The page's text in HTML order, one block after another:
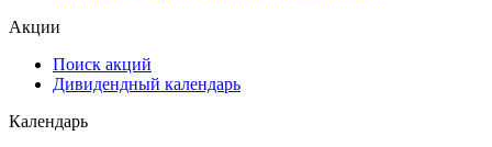
Акции
Поиск акций
Дивидендный календарь
Календарь